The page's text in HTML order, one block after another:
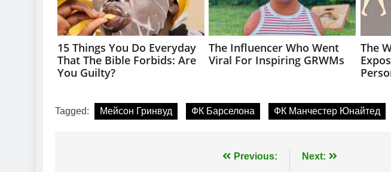
Tagged: Мейсон Гринвуд ФК Барселона ФК Манчестер Юнайтед
Previous: Next: